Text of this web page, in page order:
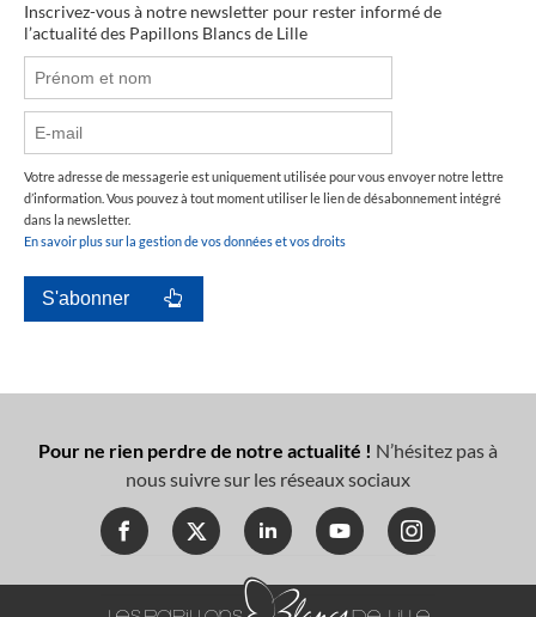
Inscrivez-vous à notre newsletter pour rester informé de
l’actualité des Papillons Blancs de Lille
Votre adresse de messagerie est uniquement utilisée pour vous envoyer notre lettre
d’information. Vous pouvez à tout moment utiliser le lien de désabonnement intégré
dans la newsletter.
En savoir plus sur la gestion de vos données et vos droits
Pour ne rien perdre de notre actualité ! N’hésitez pas à
nous suivre sur les réseaux sociaux